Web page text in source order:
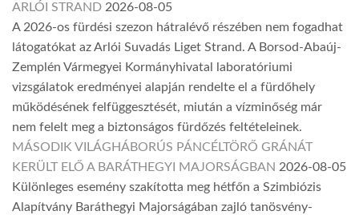
ARLÓI STRAND 2026-08-05
A 2026-os fürdési szezon hátralévő részében nem fogadhat
látogatókat az Arlói Suvadás Liget Strand. A Borsod-Abaúj-
Zemplén Vármegyei Kormányhivatal laboratóriumi
vizsgálatok eredményei alapján rendelte el a fürdőhely
működésének felfüggesztését, miután a vízminőség már
nem felelt meg a biztonságos fürdőzés feltételeinek.
MÁSODIK VILÁGHÁBORÚS PÁNCÉLTÖRŐ GRÁNÁT
KERÜLT ELŐ A BARÁTHEGYI MAJORSÁGBAN 2026-08-05
Különleges esemény szakította meg hétfőn a Szimbiózis
Alapítvány Baráthegyi Majorságában zajló tanösvény-